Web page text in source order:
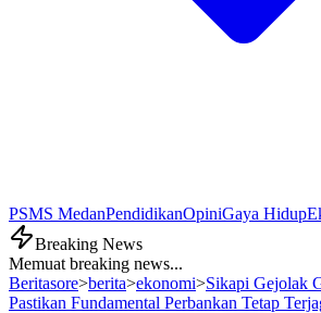
PSMS MedanPendidikanOpiniGaya Hidup
Breaking News
Memuat breaking news...
Beritasore>berita>ekonomi>Sikapi Gejolak
Pastikan Fundamental Perbankan Tetap